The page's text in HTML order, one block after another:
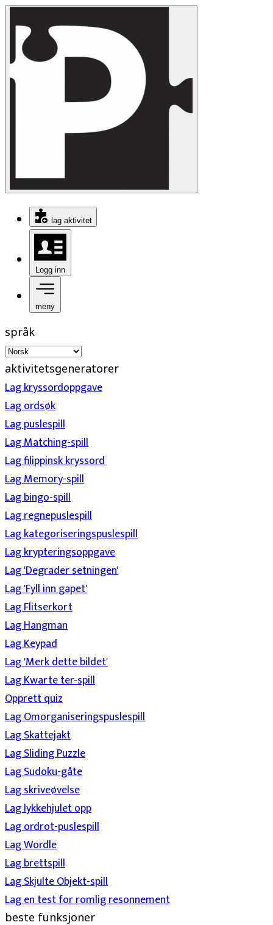
lag aktivitet
Logg inn
meny
språk
aktivitetsgeneratorer
Lag kryssordoppgave
Lag ordsøk
Lag puslespill
Lag Matching-spill
Lag filippinsk kryssord
Lag Memory-spill
Lag bingo-spill
Lag regnepuslespill
Lag kategoriseringspuslespill
Lag krypteringsoppgave
Lag 'Degrader setningen'
Lag 'Fyll inn gapet'
Lag Flitserkort
Lag Hangman
Lag Keypad
Lag 'Merk dette bildet'
Lag Kwarte ter-spill
Opprett quiz
Lag Omorganiseringspuslespill
Lag Skattejakt
Lag Sliding Puzzle
Lag Sudoku-gåte
Lag skriveøvelse
Lag lykkehjulet opp
Lag ordrot-puslespill
Lag Wordle
Lag brettspill
Lag Skjulte Objekt-spill
Lag en test for romlig resonnement
beste funksjoner